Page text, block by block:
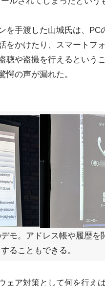
を手渡した山城氏は、
をかけたり、スマートフ
聴や盗撮を行えるという
愕の声が漏れた。
モ。アドレス帳や履歴を
ることもできる。
ェア対策として何を行え